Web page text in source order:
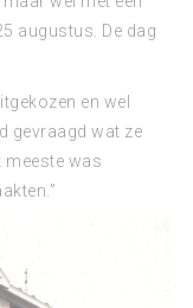
augustus. De dag
en wel
gevraagd wat ze
meeste was